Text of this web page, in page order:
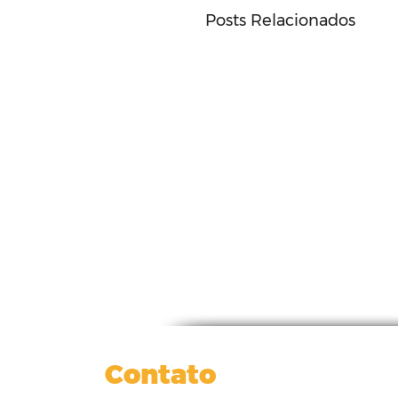
Posts Relacionados
Contato